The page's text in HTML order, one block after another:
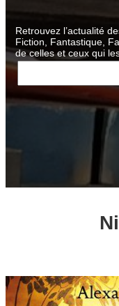
Retrouvez l’actualité
Fiction, Fantastique,
de celles et ceux qui
R
c
e
e